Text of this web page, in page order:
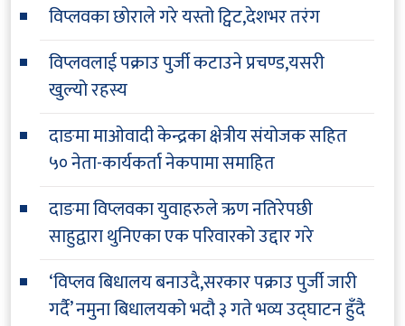
विप्लवका छोराले गरे यस्तो ट्विट,देशभर तरंग
विप्लवलाई पक्राउ पुर्जी कटाउने प्रचण्ड,यसरी
खुल्यो रहस्य
दाङमा माओवादी केन्द्रका क्षेत्रीय संयोजक सहित
५० नेता-कार्यकर्ता नेकपामा समाहित
दाङमा विप्लवका युवाहरुले ऋण नतिरेपछी
साहुद्वारा थुनिएका एक परिवारको उद्दार गरे
‘विप्लव बिधालय बनाउदै,सरकार पक्राउ पुर्जी जारी
गर्दै’ नमुना बिधालयको भदौ ३ गते भव्य उद्घाटन हुँदै